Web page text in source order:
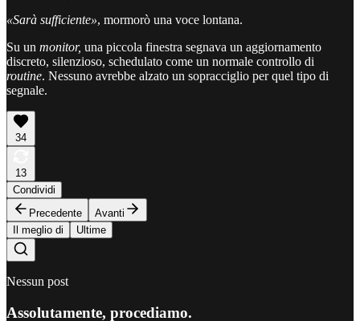
«Sarà sufficiente», mormorò una voce lontana.
Su un monitor, una piccola finestra segnava un aggiornamento
discreto, silenzioso, schedulato come un normale controllo di
routine. Nessuno avrebbe alzato un sopracciglio per quel tipo di
segnale.
34
13
Condividi
Precedente
Avanti
Il meglio di
Ultime
Nessun post
Assolutamente, procediamo.